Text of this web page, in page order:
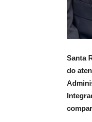
Santa
do